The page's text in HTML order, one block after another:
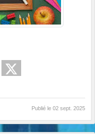
Publié le 02 sept. 2025